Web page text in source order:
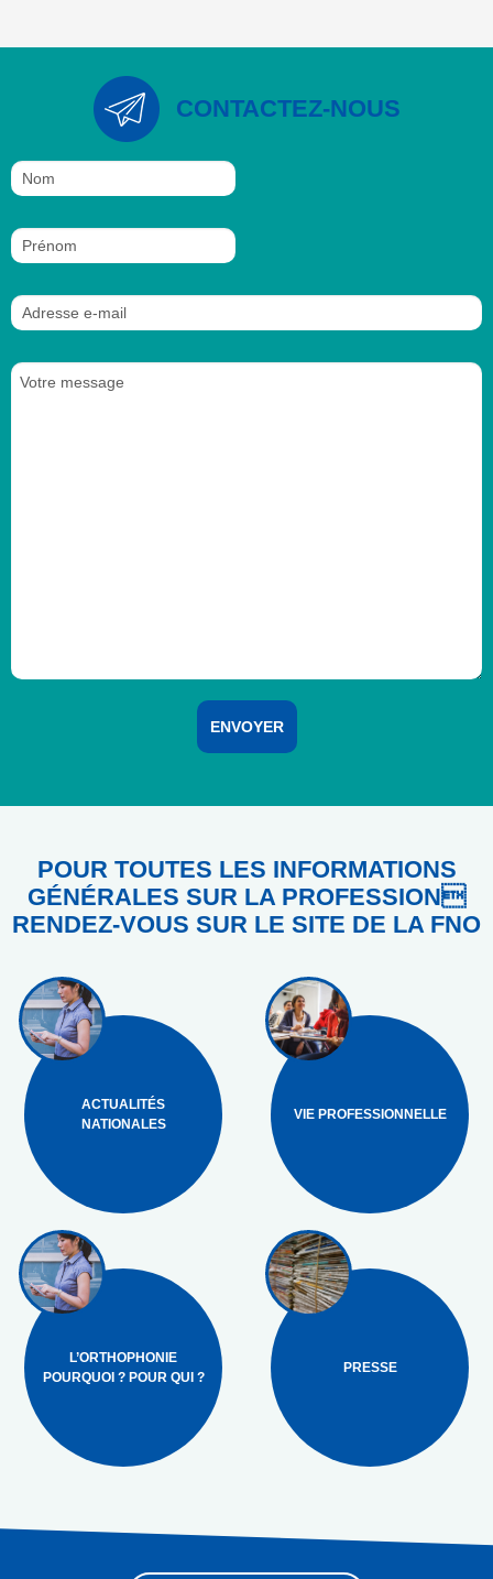
CONTACTEZ-NOUS
POUR TOUTES LES INFORMATIONS
GÉNÉRALES SUR LA PROFESSION
RENDEZ-VOUS SUR LE SITE DE LA FNO
ACTUALITÉS
NATIONALES
VIE PROFESSIONNELLE
L’ORTHOPHONIE
POURQUOI ? POUR QUI ?
PRESSE